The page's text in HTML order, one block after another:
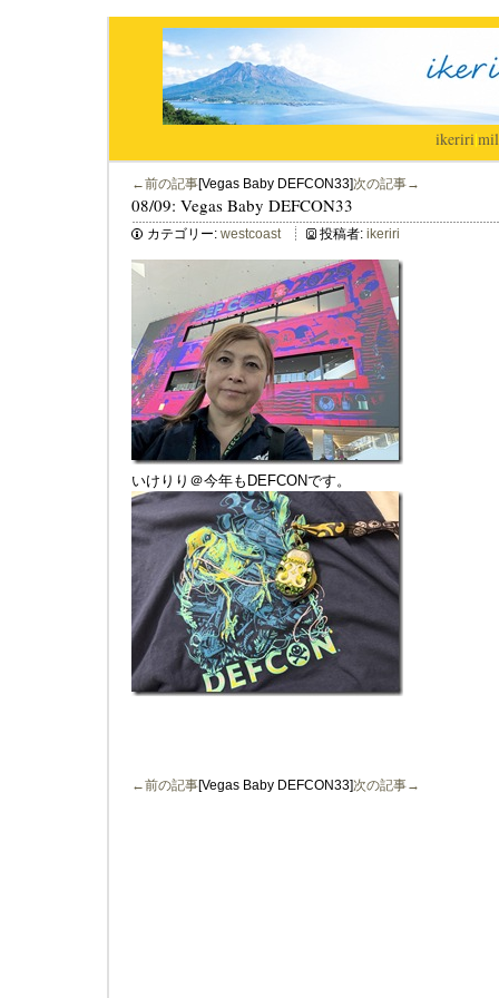
ikeriri|
←前の記事[Vegas Baby DEFCON33]次の記事→
08/09: Vegas Baby DEFCON33
カテゴリー: westcoast 投稿者: ikeriri
いけりり＠今年もDEFCONです。
←前の記事[Vegas Baby DEFCON33]次の記事→